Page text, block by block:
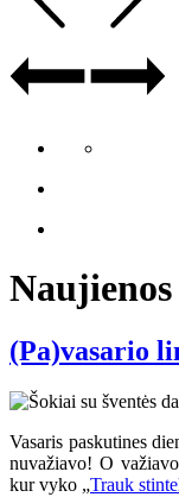
Naujienos
(Pa)vasario
Vasaris paskutines
nuvažiavo! O va
kur vyko „Trauk